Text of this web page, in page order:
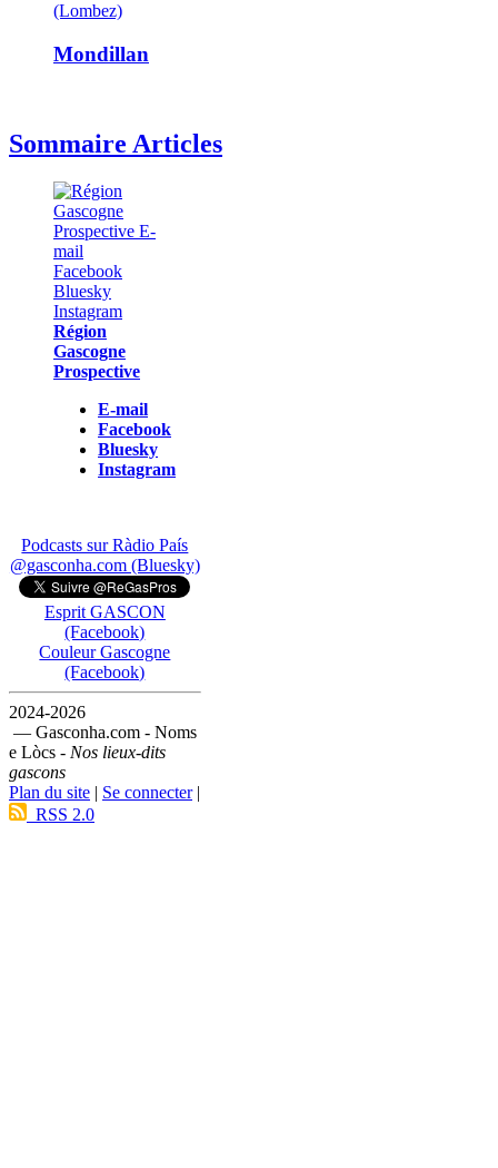
(Lombez)
Mondillan
Sommaire Articles
Région
Gascogne
Prospective
E-mail
Facebook
Bluesky
Instagram
Podcasts sur Ràdio País
@gasconha.com (Bluesky)
Esprit GASCON
(Facebook)
Couleur Gascogne
(Facebook)
2024-2026
— Gasconha.com - Noms
e Lòcs - Nos lieux-dits
gascons
Plan du site | Se connecter|
RSS 2.0